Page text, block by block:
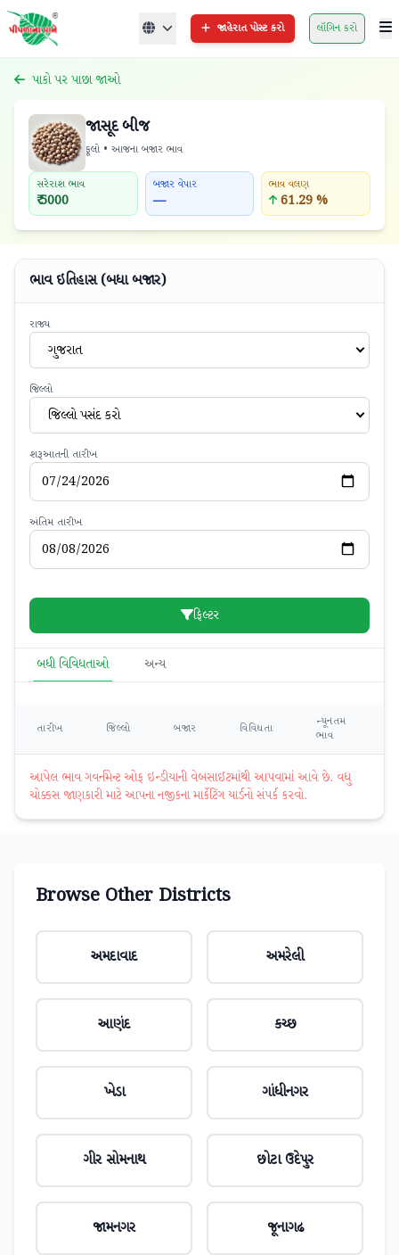
જાહેરાત પોસ્ટ કરો લૉગિન કરો
પાકો પર પાછા જાઓ
જાસૂદ બીજ
ફૂલો • આજના બજાર ભાવ
સરેરાશ ભાવ
₹ 5000
બજાર વેપાર
—
ભાવ વલણ
61.29 %
ભાવ ઇતિહાસ (બધા બજાર)
રાજ્ય
ગુજરાત
જિલ્લો
જિલ્લો પસંદ કરો
શરૂઆતની તારીખ
અંતિમ તારીખ
ફિલ્ટર
બધી વિવિધતાઓ અન્ય
તારીખ જિલ્લો બજાર વિવિધતા
ન્યૂનતમ
ભાવ
આપેલ ભાવ ગવર્નમેન્ટ ઓફ ઇન્ડીયાની વેબસાઈટમાંથી આપવામાં આવે છે. વધુ
ચોક્કસ જાણકારી માટે આપના નજીકના માર્કેટિંગ યાર્ડનો સંપર્ક કરવો.
Browse Other Districts
અમદાવાદ અમરેલી
આણંદ કચ્છ
ખેડા ગાંધીનગર
ગીર સોમનાથ છોટા ઉદેપુર
જામનગર જૂનાગઢ